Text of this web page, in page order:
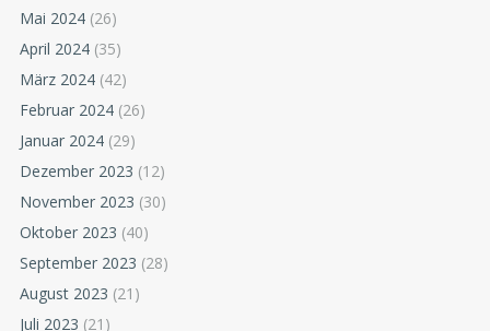
Mai 2024 (26)
April 2024 (35)
März 2024 (42)
Februar 2024 (26)
Januar 2024 (29)
Dezember 2023 (12)
November 2023 (30)
Oktober 2023 (40)
September 2023 (28)
August 2023 (21)
Juli 2023 (21)